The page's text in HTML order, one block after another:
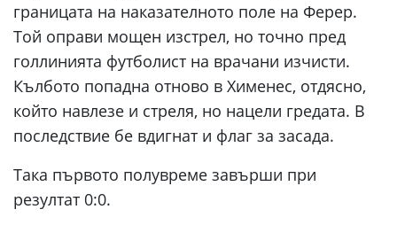
границата на наказателното поле на Ферер.
Той оправи мощен изстрел, но точно пред
голлинията футболист на врачани изчисти.
Кълбото попадна отново в Хименес, отдясно,
който навлезе и стреля, но нацели гредата. В
последствие бе вдигнат и флаг за засада.
Така първото полувреме завърши при
резултат 0:0.